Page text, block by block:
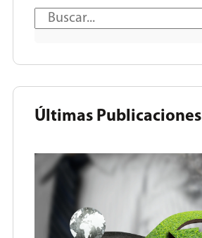
Últimas Publicaciones